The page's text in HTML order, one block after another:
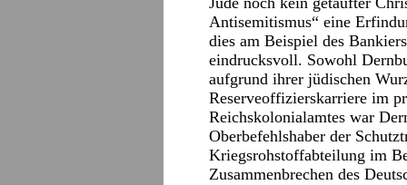
Antisemitismus“ eine
dies am Beispiel des
eindrucksvoll. Sowohl
aufgrund ihrer jüdischen
Reserveoffizierskarriere im
Reichskolonialamtes war
Oberbefehlshaber der
Kriegsrohstoffabteilung im
Zusammenbrechen des